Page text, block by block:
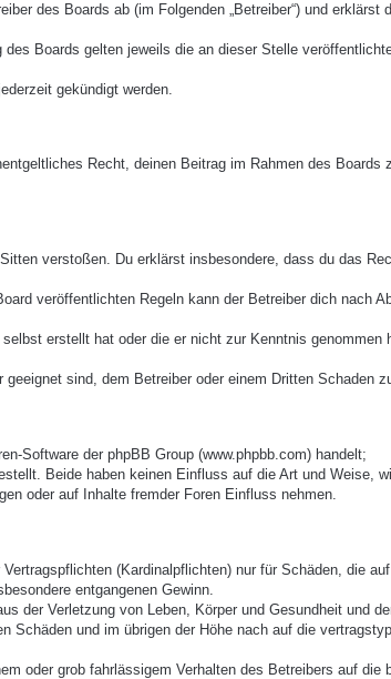
des Boards ab (im Folgenden „Betreiber“) und erklärst
Boards gelten jeweils die an dieser Stelle
gekündigt werden.
Recht, deinen Beitrag im Rahmen des Boards
verstoßen. Du erklärst insbesondere, dass du das
veröffentlichten Regeln kann der Betreiber dich nach
erstellt hat oder die er nicht zur Kenntnis genommen
sind, dem Betreiber oder einem Dritten Schaden
Software der phpBB Group (www.phpbb.com) handelt;
Beide haben keinen Einfluss auf die Art und Weise,
oder auf Inhalte fremder Foren Einfluss nehmen.
(Kardinalpflichten) nur für Schäden, die
entgangenen Gewinn.
der Verletzung von Leben, Körper und Gesundheit und
Schäden und im übrigen der Höhe nach auf die
oder grob fahrlässigem Verhalten des Betreibers auf die